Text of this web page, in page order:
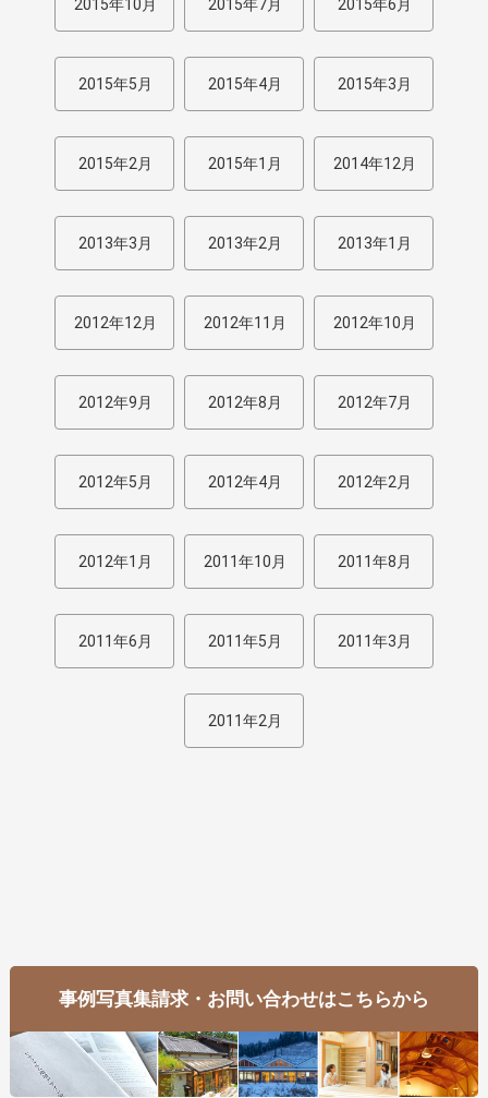
2015年10月 2015年7月 2015年6月
2015年5月 2015年4月 2015年3月
2015年2月 2015年1月 2014年12月
2013年3月 2013年2月 2013年1月
2012年12月 2012年11月 2012年10月
2012年9月 2012年8月 2012年7月
2012年5月 2012年4月 2012年2月
2012年1月 2011年10月 2011年8月
2011年6月 2011年5月 2011年3月
2011年2月
事例写真集請求・お問い合わせはこちらから